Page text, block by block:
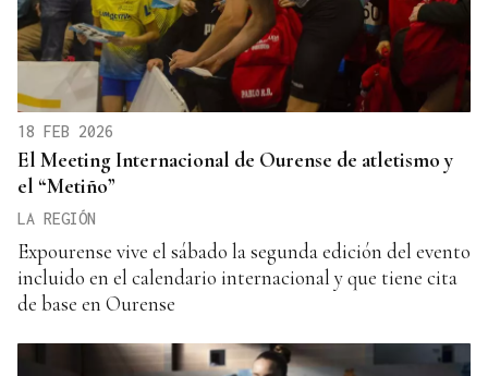
18 FEB 2026
El Meeting Internacional de Ourense de atletismo y
el “Metiño”
LA REGIÓN
Expourense vive el sábado la segunda edición del evento
incluido en el calendario internacional y que tiene cita
de base en Ourense